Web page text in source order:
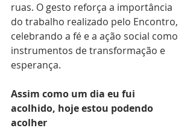
ruas. O gesto reforça a importância
do trabalho realizado pelo Encontro,
celebrando a fé e a ação social como
instrumentos de transformação e
esperança.
Assim como um dia eu fui
acolhido, hoje estou podendo
acolher